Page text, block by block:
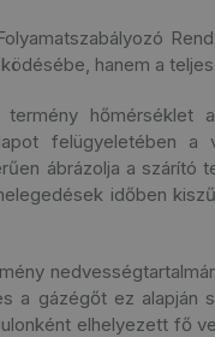
hanem a
termény
felügyeletében a
ábrázolja a szárító
időben
a gázégőt ez alapján
elhelyezett fő